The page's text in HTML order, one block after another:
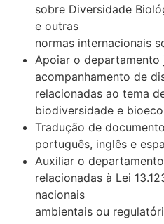
sobre Diversidade
e outras
normas internacionais
Apoiar o departamento
acompanhamento de
relacionadas ao tema
biodiversidade e
Tradução de
português, inglês e
Auxiliar o
relacionadas à Lei
nacionais
ambientais ou